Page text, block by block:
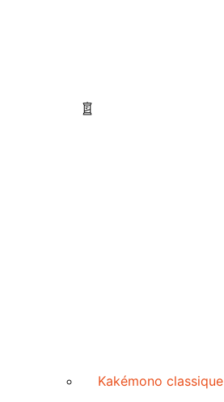
Kakémono classique